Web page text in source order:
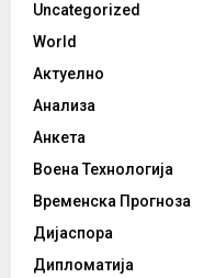
Uncategorized
World
Актуелно
Анализа
Анкета
Воена Технологија
Временска Прогноза
Дијаспора
Дипломатија